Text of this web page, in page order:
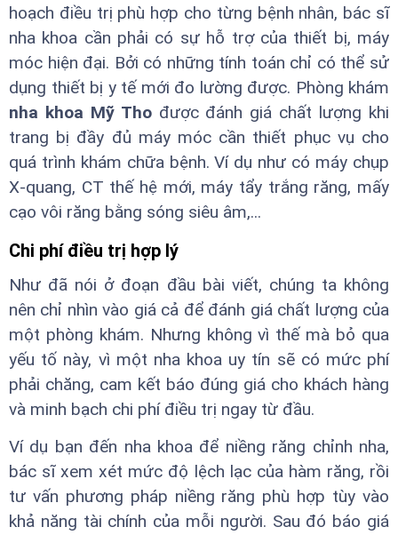
hoạch điều trị phù hợp cho từng bệnh nhân, bác sĩ
nha khoa cần phải có sự hỗ trợ của thiết bị, máy
móc hiện đại. Bởi có những tính toán chỉ có thể sử
dụng thiết bị y tế mới đo lường được. Phòng khám
nha khoa Mỹ Thođược đánh giá chất lượng khi
trang bị đầy đủ máy móc cần thiết phục vụ cho
quá trình khám chữa bệnh. Ví dụ như có máy chụp
X-quang, CT thế hệ mới, máy tẩy trắng răng, mấy
cạo vôi răng bằng sóng siêu âm,...
Chi phí điều trị hợp lý
Như đã nói ở đoạn đầu bài viết, chúng ta không
nên chỉ nhìn vào giá cả để đánh giá chất lượng của
một phòng khám. Nhưng không vì thế mà bỏ qua
yếu tố này, vì một nha khoa uy tín sẽ có mức phí
phải chăng, cam kết báo đúng giá cho khách hàng
và minh bạch chi phí điều trị ngay từ đầu.
Ví dụ bạn đến nha khoa để niềng răng chỉnh nha,
bác sĩ xem xét mức độ lệch lạc của hàm răng, rồi
tư vấn phương pháp niềng răng phù hợp tùy vào
khả năng tài chính của mỗi người. Sau đó báo giá